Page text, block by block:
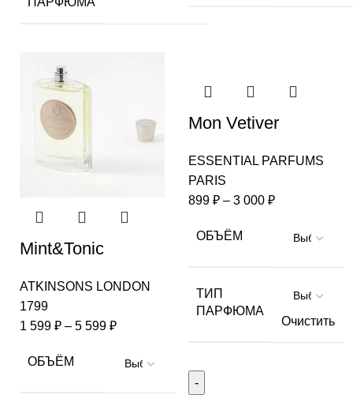
Mint&Tonic
ATKINSONS LONDON
1799
1 599 ₽ – 5 599 ₽
ОБЪЁМ
Mon Vetiver
ESSENTIAL PARFUMS
PARIS
899 ₽ – 3 000 ₽
ОБЪЁМ
ТИП
ПАРФЮМА
Очистить